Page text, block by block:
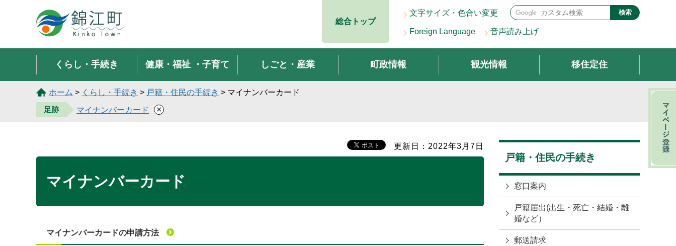
錦江町 Kinko Town
総合トップ
文字サイズ・色合い変更
Foreign Language 音声読み上げ
検索
くらし・手続き 健康・福祉・子育て しごと・産業 町政情報 観光情報 移住定住
ホーム > くらし・手続き > 戸籍・住民の手続き > マイナンバーカード
足跡
マイナンバーカード ×
更新日：2022年3月7日
マイナンバーカード
マイナンバーカードの申請方法
戸籍・住民の手続き
窓口案内
戸籍届出(出生・死亡・結婚・離
婚など）
郵送請求